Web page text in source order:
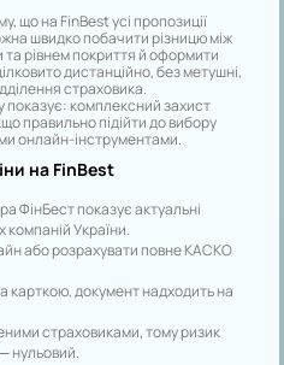
що на FinBest усі пропозиції
швидко побачити різницю між
рівнем покриття й оформити
дистанційно, без метушні,
страховика.
показує: комплексний захист
правильно підійти до вибору
онлайн-інструментами.
на FinBest
ФінБест показує актуальні
компаній України.
або розрахувати повне КАСКО
карткою, документ надходить на
страховиками, тому ризик
нульовий.